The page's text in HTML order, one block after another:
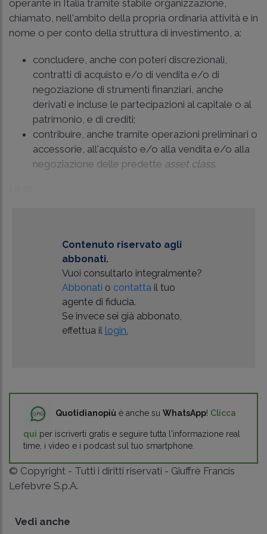
operante in Italia tramite stabile organizzazione,
chiamato, nell'ambito della propria ordinaria attività e in
nome o per conto della struttura di investimento, a:
concludere, anche con poteri discrezionali,
contratti di acquisto e/o di vendita e/o di
negoziazione di strumenti finanziari, anche
derivati e incluse le partecipazioni al capitale o al
patrimonio, e di crediti;
contribuire, anche tramite operazioni preliminari o
accessorie, all'acquisto e/o alla vendita e/o alla
negoziazione delle predette asset class.
Contenuto riservato agli
abbonati.
Vuoi consultarlo integralmente?
Abbonati o contattail tuo
agente di fiducia.
Se invece sei già abbonato,
effettua il login.
Quotidianopiù è anche su WhatsApp! Clicca
qui per iscriverti gratis e seguire tutta l'informazione real
time, i video e i podcast sul tuo smartphone.
© Copyright - Tutti i diritti riservati - Giuffrè Francis
Lefebvre S.p.A.
Vedi anche